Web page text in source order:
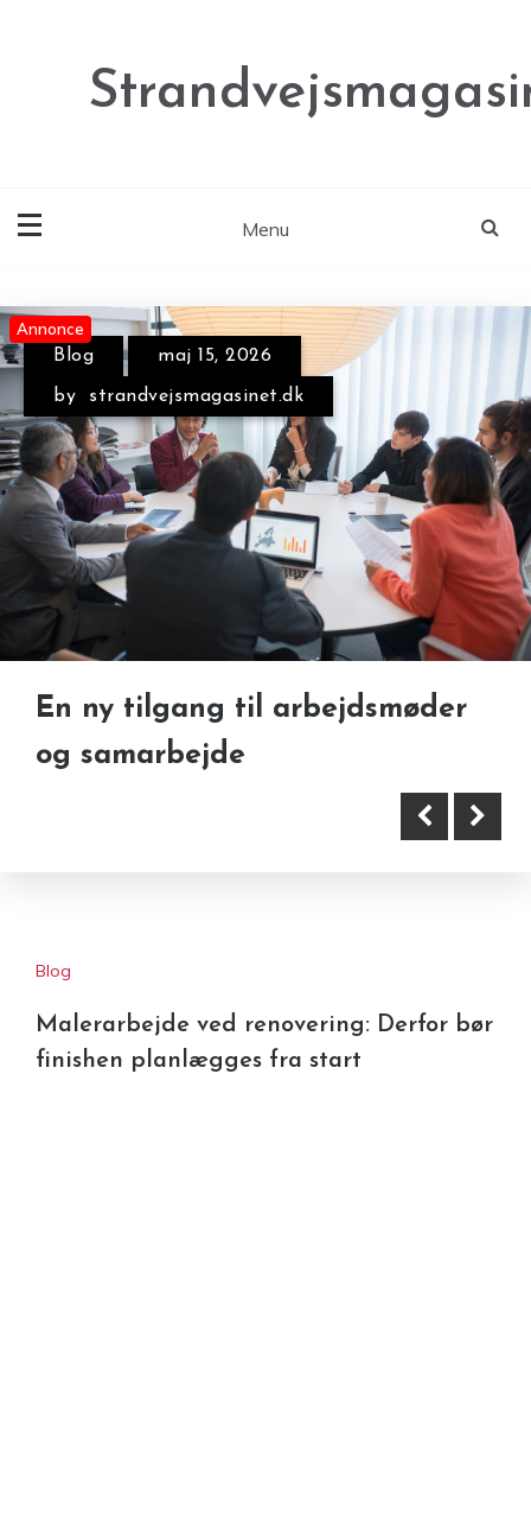
Menu
Blog maj 15, 2026
by strandvejsmagasinet.dk
Annonce
En ny tilgang til arbejdsmøder
og samarbejde
Annonce
Sælg defekt bil i stedet for at
Blog
Malerarbejde ved renovering: Derfor bør
finishen planlægges fra start